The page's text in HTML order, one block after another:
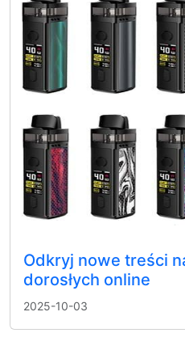
Odkryj nowe treści
dorosłych online
2025-10-03